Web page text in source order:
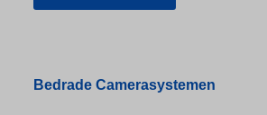
Bedrade Camerasystemen